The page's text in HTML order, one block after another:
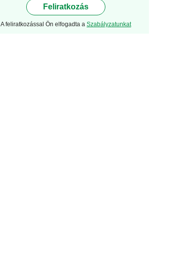
Feliratkozás
A feliratkozással Ön elfogadta a Szabályzatunkat